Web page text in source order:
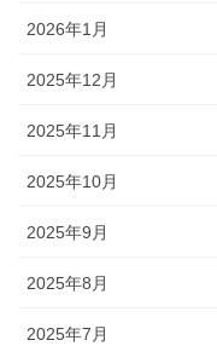
2026年1月
2025年12月
2025年11月
2025年10月
2025年9月
2025年8月
2025年7月